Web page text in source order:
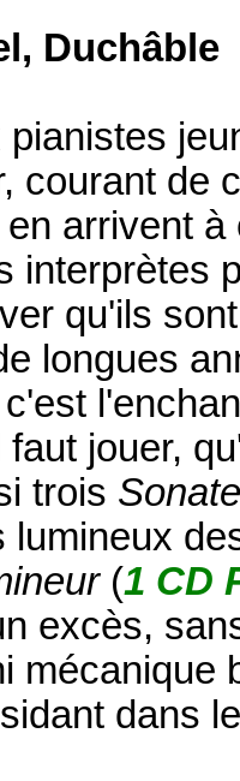
Duchâble
courant de
arrivent
interprètes
qu'ils
longues
jouer,
trois
lumineux
(1 CD
excès,
mécanique
dans